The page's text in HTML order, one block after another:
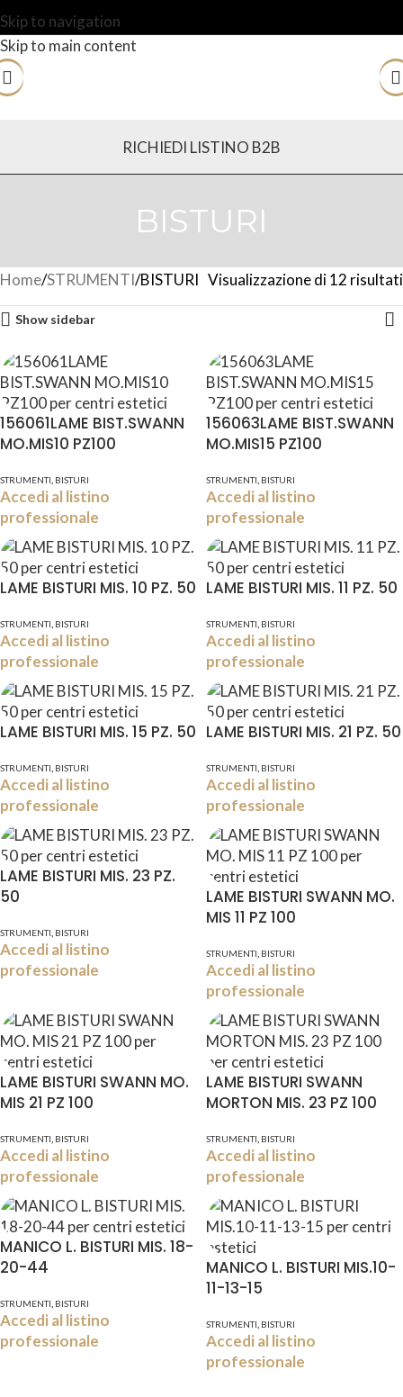
Skip to navigation
Skip to main content
RICHIEDI LISTINO B2B
BISTURI
Home STRUMENTI BISTURI Visualizzazione di 12 risultati
Show sidebar
156061LAME BIST.SWANN
MO.MIS10 PZ100
STRUMENTI BISTURI
Accedi al listino
professionale
156063LAME BIST.SWANN
MO.MIS15 PZ100
STRUMENTI BISTURI
Accedi al listino
professionale
LAME BISTURI MIS. 10 PZ. 50
STRUMENTI BISTURI
Accedi al listino
professionale
LAME BISTURI MIS. 11 PZ. 50
STRUMENTI BISTURI
Accedi al listino
professionale
LAME BISTURI MIS. 15 PZ. 50
STRUMENTI BISTURI
Accedi al listino
professionale
LAME BISTURI MIS. 21 PZ. 50
STRUMENTI BISTURI
Accedi al listino
professionale
LAME BISTURI MIS. 23 PZ.
50
STRUMENTI BISTURI
Accedi al listino
professionale
LAME BISTURI SWANN MO.
MIS 11 PZ 100
STRUMENTI BISTURI
Accedi al listino
professionale
LAME BISTURI SWANN MO.
MIS 21 PZ 100
STRUMENTI BISTURI
Accedi al listino
professionale
LAME BISTURI SWANN
MORTON MIS. 23 PZ 100
STRUMENTI BISTURI
Accedi al listino
professionale
MANICO L. BISTURI MIS. 18-
20-44
STRUMENTI BISTURI
Accedi al listino
professionale
MANICO L. BISTURI MIS.10-
11-13-15
STRUMENTI BISTURI
Accedi al listino
professionale